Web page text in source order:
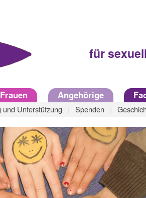
für
Angehörige
Unterstützung Spenden